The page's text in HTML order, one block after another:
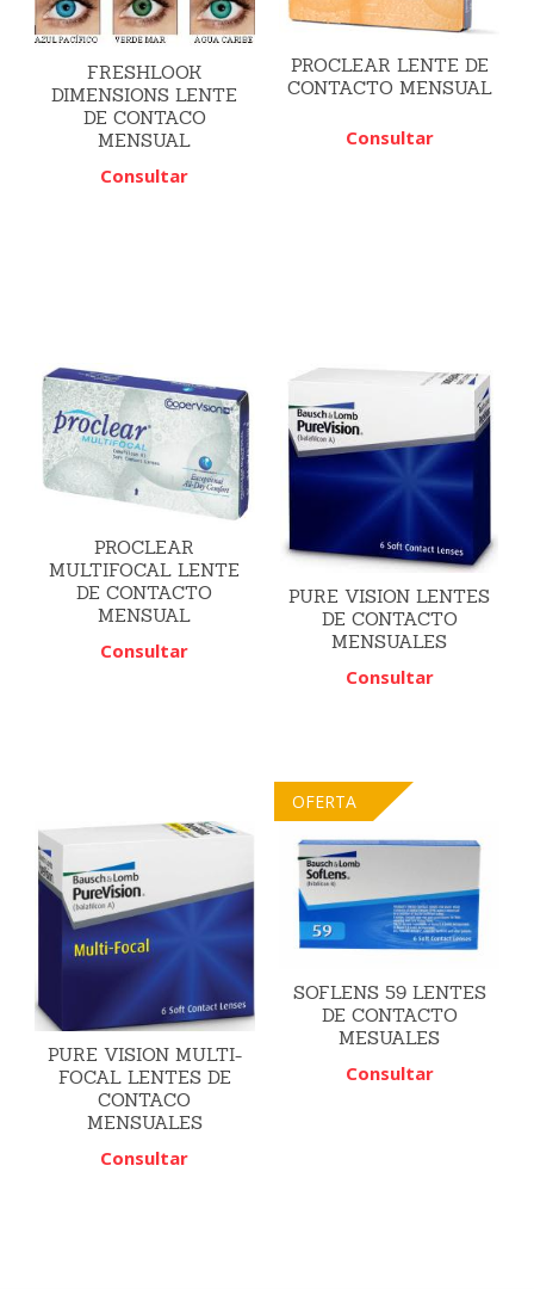
FRESHLOOK
DIMENSIONS LENTE
DE CONTACO
MENSUAL
Consultar
PROCLEAR LENTE DE
CONTACTO MENSUAL
Consultar
PROCLEAR
MULTIFOCAL LENTE
DE CONTACTO
MENSUAL
Consultar
PURE VISION LENTES
DE CONTACTO
MENSUALES
Consultar
PURE VISION MULTI-
FOCAL LENTES DE
CONTACO
MENSUALES
Consultar
OFERTA
SOFLENS 59 LENTES
DE CONTACTO
MESUALES
Consultar